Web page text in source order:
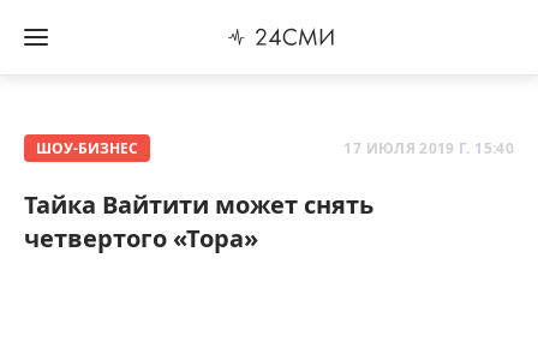
ШОУ-БИЗНЕС 17 ИЮЛЯ 2019 Г. 15:40
Тайка Вайтити может снять
четвертого «Тора»